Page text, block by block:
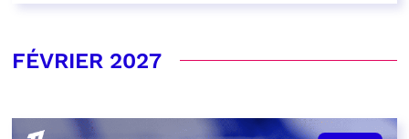
FÉVRIER 2027